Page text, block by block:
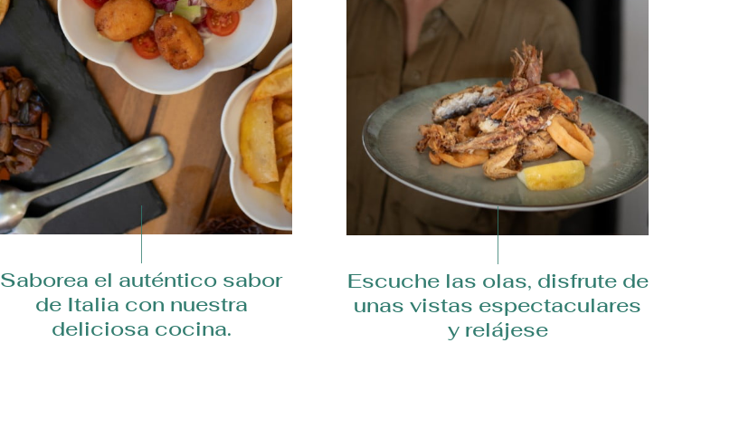
Saborea el auténtico sabor
de Italia con nuestra
deliciosa cocina.
Escuche las olas, disfrute de
unas vistas espectaculares
y relájese